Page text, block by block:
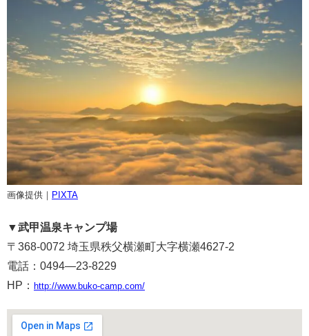
画像提供｜ PIXTA
▼武甲温泉キャンプ場
〒368-0072 埼玉県秩父横瀬町大字横瀬4627-2
電話：0494—23-8229
HP： http://www.buko-camp.com/